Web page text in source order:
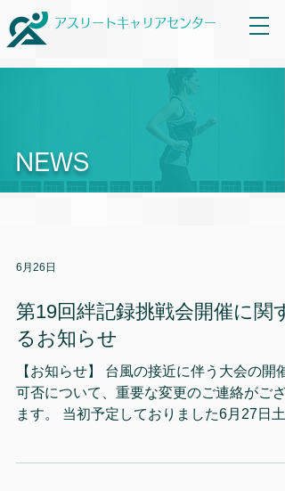
アスリートキャリアセンター
NEWS
6月26日
第19回絆記録挑戦会開催に関す
るお知らせ
【お知らせ】 台風の接近に伴う大会の開催
可否について、重要な変更のご連絡がござ
ます。 当初予定しておりました6月27日土